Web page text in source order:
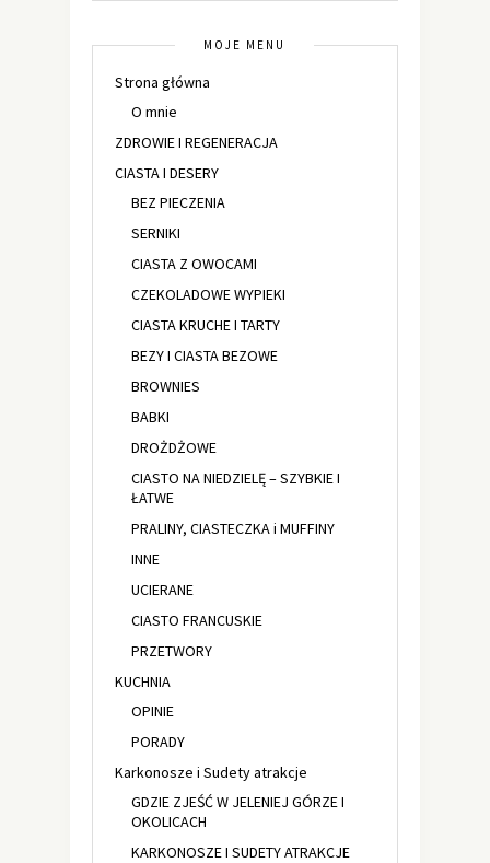
MOJE MENU
Strona główna
O mnie
ZDROWIE I REGENERACJA
CIASTA I DESERY
BEZ PIECZENIA
SERNIKI
CIASTA Z OWOCAMI
CZEKOLADOWE WYPIEKI
CIASTA KRUCHE I TARTY
BEZY I CIASTA BEZOWE
BROWNIES
BABKI
DROŻDŻOWE
CIASTO NA NIEDZIELĘ – SZYBKIE I
ŁATWE
PRALINY, CIASTECZKA i MUFFINY
INNE
UCIERANE
CIASTO FRANCUSKIE
PRZETWORY
KUCHNIA
OPINIE
PORADY
Karkonosze i Sudety atrakcje
GDZIE ZJEŚĆ W JELENIEJ GÓRZE I
OKOLICACH
KARKONOSZE I SUDETY ATRAKCJE